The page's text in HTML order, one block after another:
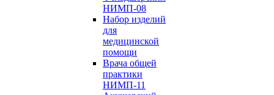
НИМП-08
Набор изделий
для
медицинской
помощи
Врача общей
практики
НИМП-11